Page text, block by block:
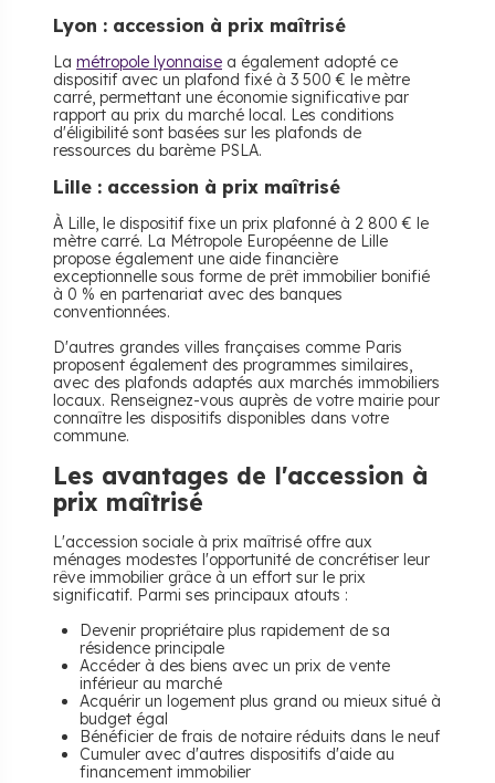
Lyon : accession à prix maîtrisé
La métropole lyonnaise a également adopté ce
dispositif avec un plafond fixé à 3 500 € le mètre
carré, permettant une économie significative par
rapport au prix du marché local. Les conditions
d'éligibilité sont basées sur les plafonds de
ressources du barème PSLA.
Lille : accession à prix maîtrisé
À Lille, le dispositif fixe un prix plafonné à 2 800 € le
mètre carré. La Métropole Européenne de Lille
propose également une aide financière
exceptionnelle sous forme de prêt immobilier bonifié
à 0 % en partenariat avec des banques
conventionnées.
D'autres grandes villes françaises comme Paris
proposent également des programmes similaires,
avec des plafonds adaptés aux marchés immobiliers
locaux. Renseignez-vous auprès de votre mairie pour
connaître les dispositifs disponibles dans votre
commune.
Les avantages de l'accession à
prix maîtrisé
L'accession sociale à prix maîtrisé offre aux
ménages modestes l'opportunité de concrétiser leur
rêve immobilier grâce à un effort sur le prix
significatif. Parmi ses principaux atouts :
Devenir propriétaire plus rapidement de sa
résidence principale
Accéder à des biens avec un prix de vente
inférieur au marché
Acquérir un logement plus grand ou mieux situé à
budget égal
Bénéficier de frais de notaire réduits dans le neuf
Cumuler avec d'autres dispositifs d'aide au
financement immobilier